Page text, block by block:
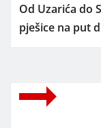
Od Uzarića do
pješice na put